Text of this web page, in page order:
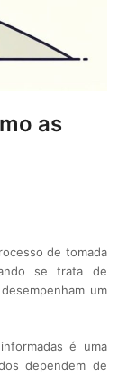
as
de tomada
se trata de
um
é uma
dependem de